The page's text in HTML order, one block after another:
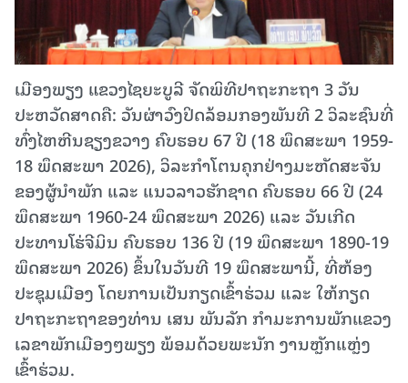
ເມືອງພຽງ ແຂວງໄຊຍະບູລີ ຈັດພິທີປາຖະກະຖາ 3 ວັນ
ປະຫວັດສາດຄື: ວັນຜ່າວົງປິດລ້ອມກອງພັນທີ 2 ວິລະຊົນທີ່
ທົ່ງໄຫຫີນຊຽງຂວາງ ຄົບຮອບ 67 ປີ (18 ພຶດສະພາ 1959-
18 ພຶດສະພາ 2026), ວິລະກໍາໂຕນຄຸກຢ່າງມະຫັດສະຈັນ
ຂອງຜູ້ນໍາພັກ ແລະ ແນວລາວຮັກຊາດ ຄົບຮອບ 66 ປີ (24
ພຶດສະພາ 1960-24 ພຶດສະພາ 2026) ແລະ ວັນເກີດ
ປະທານໂຮ່ຈີມິນ ຄົບຮອບ 136 ປີ (19 ພຶດສະພາ 1890-19
ພຶດສະພາ 2026) ຂຶ້ນໃນວັນທີ 19 ພຶດສະພານີ້, ທີ່ຫ້ອງ
ປະຊຸມເມືອງ ໂດຍການເປັນກຽດເຂົ້າຮ່ວມ ແລະ ໃຫ້ກຽດ
ປາຖະກະຖາຂອງທ່ານ ເສນ ພັນລັກ ກຳມະການພັກແຂວງ
ເລຂາພັກເມືອງໆພຽງ ພ້ອມດ້ວຍພະນັກ ງານຫຼັກແຫຼ່ງ
ເຂົ້າຮ່ວມ.